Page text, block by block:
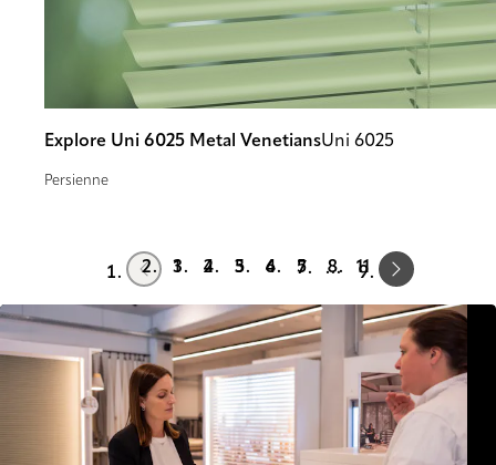
Explore Uni 6025 Metal VenetiansUni 6025
Persienne
Prev 1 2 3 4 5 … 11 Next